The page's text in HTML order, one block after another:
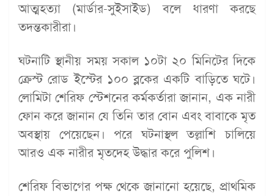
আত্মহত্যা (মার্ডার-সুইসাইড) বলে ধারণা করছে
তদন্তকারীরা।
ঘটনাটি স্থানীয় সময় সকাল ১০টা ২০ মিনিটের দিকে
ক্রেস্ট রোড ইস্টের ১০০ ব্লকের একটি বাড়িতে ঘটে।
লোমিটা শেরিফ স্টেশনের কর্মকর্তারা জানান, এক নারী
ফোন করে জানান যে তিনি তার বোন এবং বাবাকে মৃত
অবস্থায় পেয়েছেন। পরে ঘটনাস্থল তল্লাশি চালিয়ে
আরও এক নারীর মৃতদেহ উদ্ধার করে পুলিশ।
শেরিফ বিভাগের পক্ষ থেকে জানানো হয়েছে, প্রাথমিক